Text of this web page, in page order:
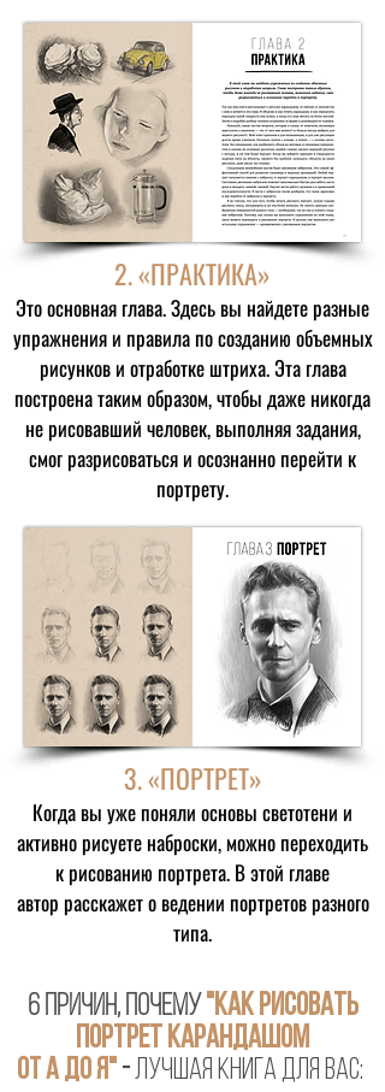
​2.«ПРАКТИКА»
Это основная глава. Здесь вы найдете разные
упражнения и правила по созданию объемных
рисунков и отработке штриха. Эта глава
построена таким образом, чтобы даже никогда
не рисовавший человек, выполняя задания,
смог разрисоваться и осознанно перейти к
портрету.
3. «ПОРТРЕТ»
Когда вы уже поняли основы светотени и
активно рисуете наброски, можно переходить
к рисованию портрета. В этой главе
автор расскажет о ведении портретов разного
типа.
6 Причин, почему "Как рисовать
портрет карандашом
от а до я" -лучшая книга для вас: